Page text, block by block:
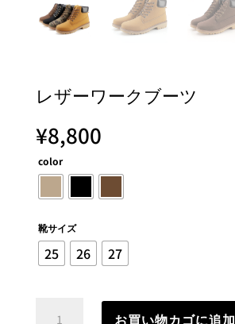
レザーワークブーツ
¥8,800
color
靴サイズ
25 26 27
お買い物カゴに追加